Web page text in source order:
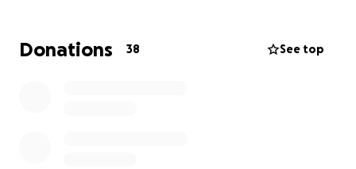
brillan en la escena musical. Es un maestro
respetado, un ser humano íntegro y un pilar en su
Donations 38 See top